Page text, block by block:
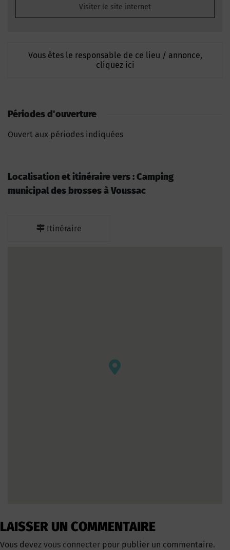
Visiter le site internet
Vous êtes le responsable de ce lieu / annonce,
cliquez ici
Périodes d'ouverture
Ouvert aux périodes indiquées
Localisation et itinéraire vers : Camping
municipal des brosses à Voussac
Itinéraire
LAISSER UN COMMENTAIRE
Vous devez vous connecter pour publier un commentaire.